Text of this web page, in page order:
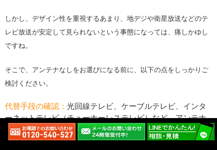
しかし、デザイン性を重視するあまり、地デジや衛星放送などのテ
レビ放送が安定して見られないという事態になっては、痛しかゆし
ですね。
そこで、アンテナなしをお選びになる前に、以下の点をしっかりご
検討ください。
代替手段の確認： 光回線テレビ、ケーブルテレビ、インタ
ーネットテレビ（チューナーレステレビ）など、アンテナ
なしでテレビを見る方法は上記でご紹介した通りです。ア
ンテナを設置する場合と比較したそれぞれのメリット・デ